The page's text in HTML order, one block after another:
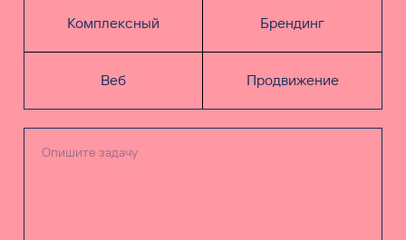
Комплексный Брендинг
Веб Продвижение